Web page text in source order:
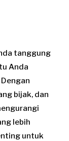
tanggung
Anda
bijak, dan
lebih
untuk